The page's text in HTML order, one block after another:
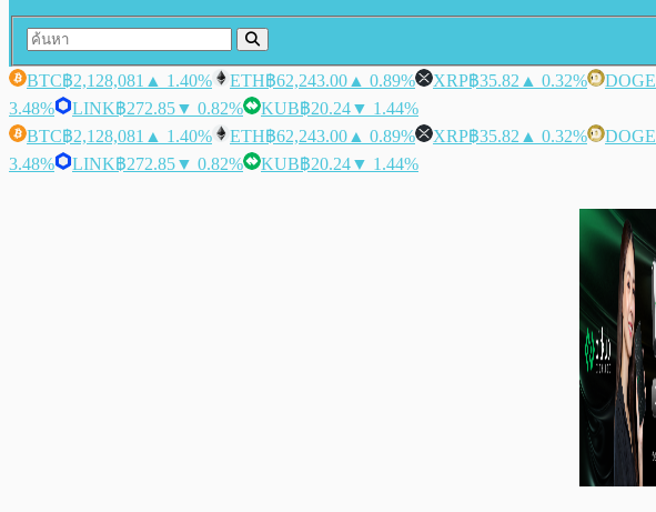
BTC฿2,128,081 ▲ 1.40% ETH฿62,243.00 ▲ 0.89% XRP฿35.82 ▲ 0.32% DOGE
3.48%
LINK฿272.85▼ 0.82% KUB฿20.24▼ 1.44%
BTC฿2,128,081 ▲ 1.40% ETH฿62,243.00 ▲ 0.89% XRP฿35.82 ▲ 0.32% DOGE
3.48%
LINK฿272.85▼ 0.82% KUB฿20.24▼ 1.44%